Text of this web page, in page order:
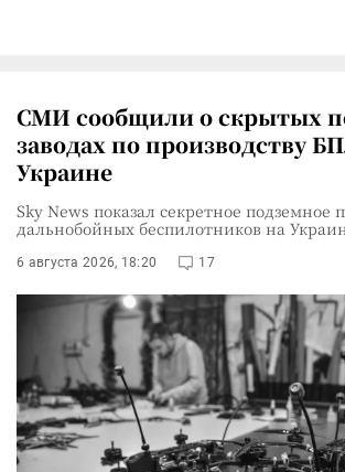
СМИ сообщили о скрытых
заводах по производству
Украине
Sky News показал секретное подземное
дальнобойных беспилотников на
6 августа 2026, 18:20 17